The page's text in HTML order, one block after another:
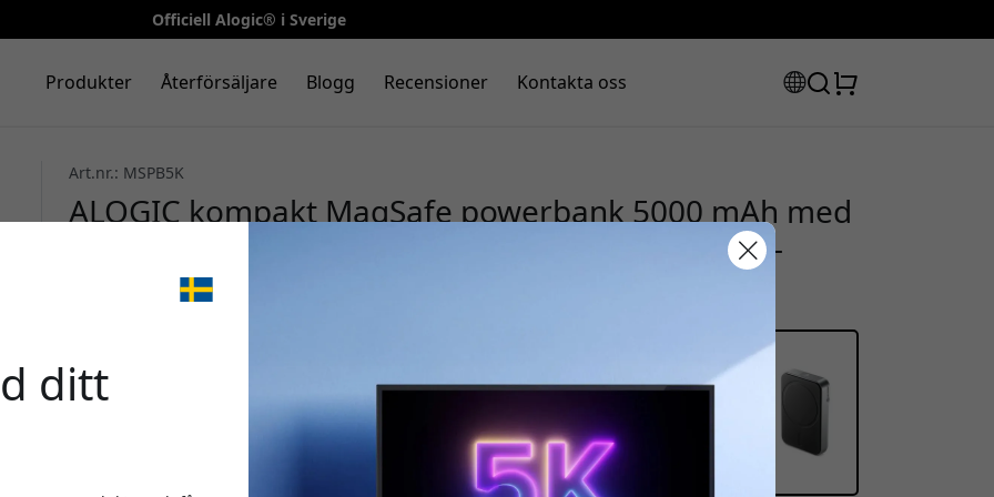
Officiell Alogic® i Sverige
Produkter Återförsäljare Blogg Recensioner Kontakta oss
Art.nr.: MSPB5K
ALOGIC kompakt MagSafe powerbank 5000 mAh med
15 W trådlös laddning för iPhone, AirPods och Qi-
enheter - Svart
ditt
Använd denna kod i kassan för att få 8% rabatt.